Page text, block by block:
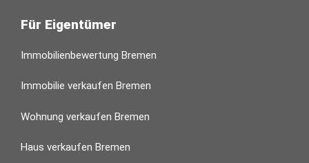
Für Eigentümer
Immobilienbewertung Bremen
Immobilie verkaufen Bremen
Wohnung verkaufen Bremen
Haus verkaufen Bremen